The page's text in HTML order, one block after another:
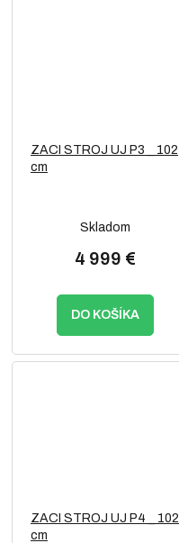
ZACI STROJ UJ P3 _ 102
cm
Skladom
4 999 €
DO KOŠÍKA
ZACI STROJ UJ P4 _ 102
cm